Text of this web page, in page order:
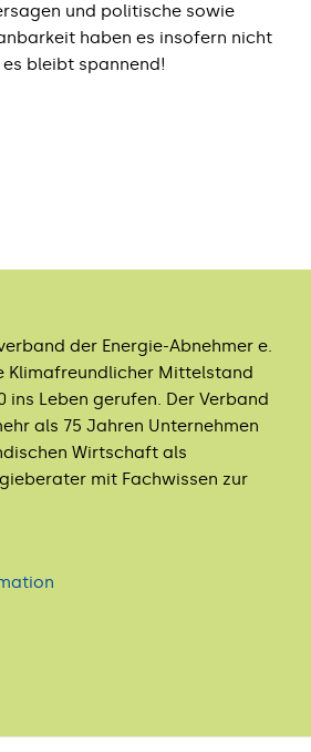
und politische sowie
haben es insofern nicht
bleibt spannend!
der Energie-Abnehmer e.
Klimafreundlicher Mittelstand
ins Leben gerufen. Der Verband
als 75 Jahren Unternehmen
Wirtschaft als
mit Fachwissen zur